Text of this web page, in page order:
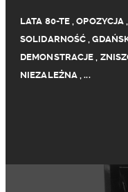
LATA 80-TE ,OPOZYCJA
SOLIDARNOŚĆ ,
DEMONSTRACJE ,
NIEZALEŻNA ,...